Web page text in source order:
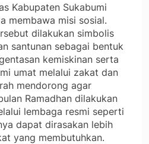
Kabupaten Sukabumi
membawa misi sosial.
dilakukan simbolis
santunan sebagai bentuk
kemiskinan serta
umat melalui zakat dan
mendorong agar
Ramadhan dilakukan
lembaga resmi seperti
dapat dirasakan lebih
yang membutuhkan.